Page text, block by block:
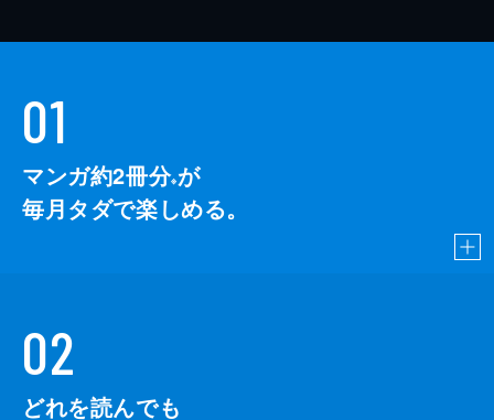
01
マンガ約2冊分※が
毎月タダで楽しめる。
02
どれを読んでも